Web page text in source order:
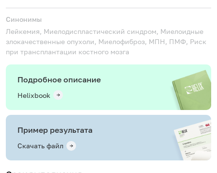
Синонимы
Лейкемия, Миелодиспластический синдром, Миелоидные
злокачественные опухоли, Миелофиброз, МПН, ПМФ, Риск
при трансплантации костного мозга
Подробное описание
Helixbook
Пример результата
Скачать файл